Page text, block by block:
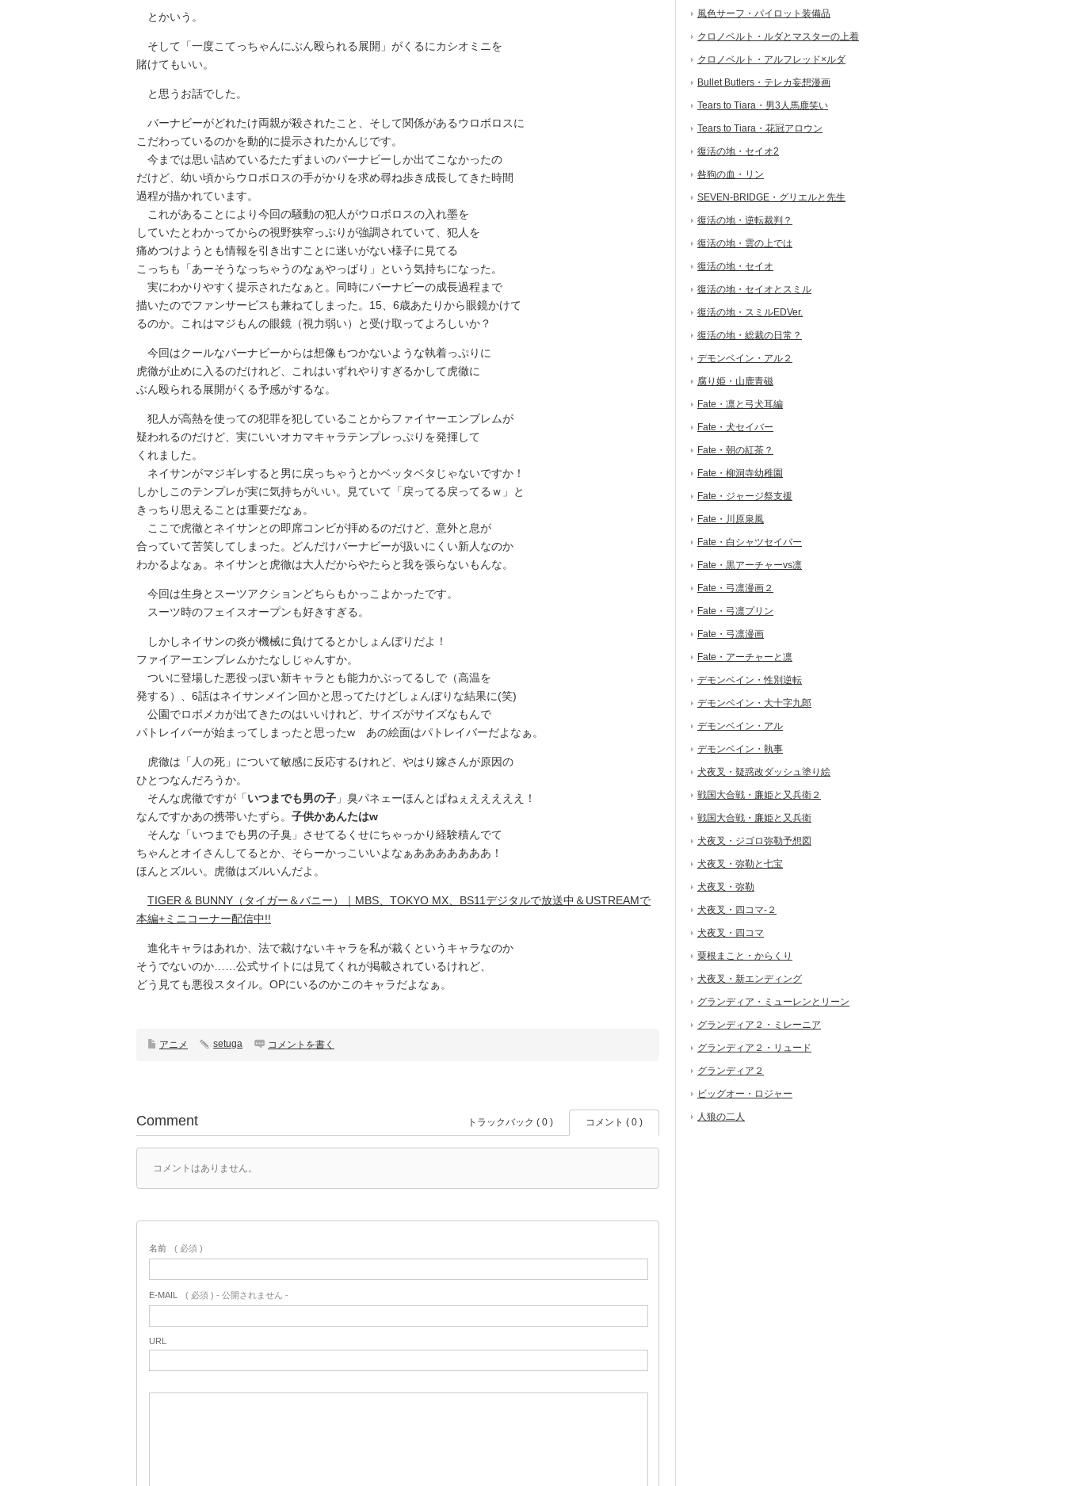
とかいう。
そして「一度こてっちゃんにぶん殴られる展開」がくるにカシオミニを
賭けてもいい。
と思うお話でした。
バーナビーがどれたけ両親が殺されたこと、そして関係があるウロボロスに
こだわっているのかを動的に提示されたかんじです。
今までは思い詰めているたたずまいのバーナビーしか出てこなかったの
だけど、幼い頃からウロボロスの手がかりを求め尋ね歩き成長してきた時間
過程が描かれています。
これがあることにより今回の騒動の犯人がウロボロスの入れ墨を
していたとわかってからの視野狭窄っぷりが強調されていて、犯人を
痛めつけようとも情報を引き出すことに迷いがない様子に見てる
こっちも「あーそうなっちゃうのなぁやっぱり」という気持ちになった。
実にわかりやすく提示されたなぁと。同時にバーナビーの成長過程まで
描いたのでファンサービスも兼ねてしまった。15、6歳あたりから眼鏡かけて
るのか。これはマジもんの眼鏡（視力弱い）と受け取ってよろしいか？
今回はクールなバーナビーからは想像もつかないような執着っぷりに
虎徹が止めに入るのだけれど、これはいずれやりすぎるかして虎徹に
ぶん殴られる展開がくる予感がするな。
犯人が高熱を使っての犯罪を犯していることからファイヤーエンブレムが
疑われるのだけど、実にいいオカマキャラテンプレっぷりを発揮して
くれました。
ネイサンがマジギレすると男に戻っちゃうとかベッタベタじゃないですか！
しかしこのテンプレが実に気持ちがいい。見ていて「戻ってる戻ってるｗ」と
きっちり思えることは重要だなぁ。
ここで虎徹とネイサンとの即席コンビが拝めるのだけど、意外と息が
合っていて苦笑してしまった。どんだけバーナビーが扱いにくい新人なのか
わかるよなぁ。ネイサンと虎徹は大人だからやたらと我を張らないもんな。
今回は生身とスーツアクションどちらもかっこよかったです。
スーツ時のフェイスオープンも好きすぎる。
しかしネイサンの炎が機械に負けてるとかしょんぼりだよ！
ファイアーエンブレムかたなしじゃんすか。
ついに登場した悪役っぽい新キャラとも能力かぶってるしで（高温を
発する）、6話はネイサンメイン回かと思ってたけどしょんぼりな結果に(笑)
公園でロボメカが出てきたのはいいけれど、サイズがサイズなもんで
パトレイバーが始まってしまったと思ったw あの絵面はパトレイバーだよなぁ。
虎徹は「人の死」について敏感に反応するけれど、やはり嫁さんが原因の
ひとつなんだろうか。
そんな虎徹ですが「いつまでも男の子 」臭パネェーほんとぱねぇえええええ！
なんですかあの携帯いたずら。 子供かあんたはw
そんな「いつまでも男の子臭」させてるくせにちゃっかり経験積んでて
ちゃんとオイさんしてるとか、そらーかっこいいよなぁあああああああ！
ほんとズルい。虎徹はズルいんだよ。
TIGER & BUNNY（タイガー＆バニー）｜MBS、TOKYO MX、BS11デジタルで放送中＆USTREAMで
本編+ミニコーナー配信中!!
進化キャラはあれか、法で裁けないキャラを私が裁くというキャラなのか
そうでないのか……公式サイトには見てくれが掲載されているけれど、
どう見ても悪役スタイル。OPにいるのかこのキャラだよなぁ。
アニメ setuga コメントを書く
Comment トラックバック ( 0 ) コメント ( 0 )
コメントはありません。
名前 ( 必須 )
E-MAIL ( 必須 ) - 公開されません -
URL
風色サーフ・パイロット装備品
クロノベルト・ルダとマスターの上着
クロノベルト・アルフレッド×ルダ
Bullet Butlers・テレカ妄想漫画
Tears to Tiara・男3人馬鹿笑い
Tears to Tiara・花冠アロウン
復活の地・セイオ2
咎狗の血・リン
SEVEN-BRIDGE・グリエルと先生
復活の地・逆転裁判？
復活の地・雲の上では
復活の地・セイオ
復活の地・セイオとスミル
復活の地・スミルEDVer.
復活の地・総裁の日常？
デモンベイン・アル２
腐り姫・山鹿青磁
Fate・凛と弓犬耳編
Fate・犬セイバー
Fate・朝の紅茶？
Fate・柳洞寺幼稚園
Fate・ジャージ祭支援
Fate・川原泉風
Fate・白シャツセイバー
Fate・黒アーチャーvs凛
Fate・弓凛漫画２
Fate・弓凛プリン
Fate・弓凛漫画
Fate・アーチャーと凛
デモンベイン・性別逆転
デモンベイン・大十字九郎
デモンベイン・アル
デモンベイン・執事
犬夜叉・疑惑改ダッシュ塗り絵
戦国大合戦・廉姫と又兵衛２
戦国大合戦・廉姫と又兵衛
犬夜叉・ジゴロ弥勒予想図
犬夜叉・弥勒と七宝
犬夜叉・弥勒
犬夜叉・四コマ-２
犬夜叉・四コマ
粟根まこと・からくり
犬夜叉・新エンディング
グランディア・ミューレンとリーン
グランディア２・ミレーニア
グランディア２・リュード
グランディア２
ビッグオー・ロジャー
人狼の二人